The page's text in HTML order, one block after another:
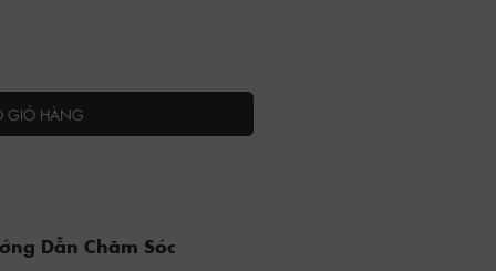
GIỎ HÀNG
Dẫn Chăm Sóc